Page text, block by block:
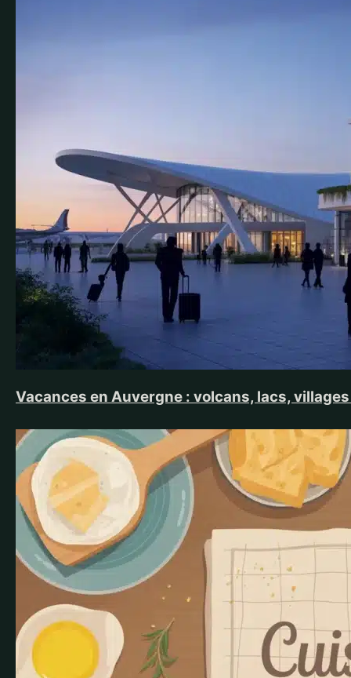
Vacances en Auvergne : volcans, lacs,